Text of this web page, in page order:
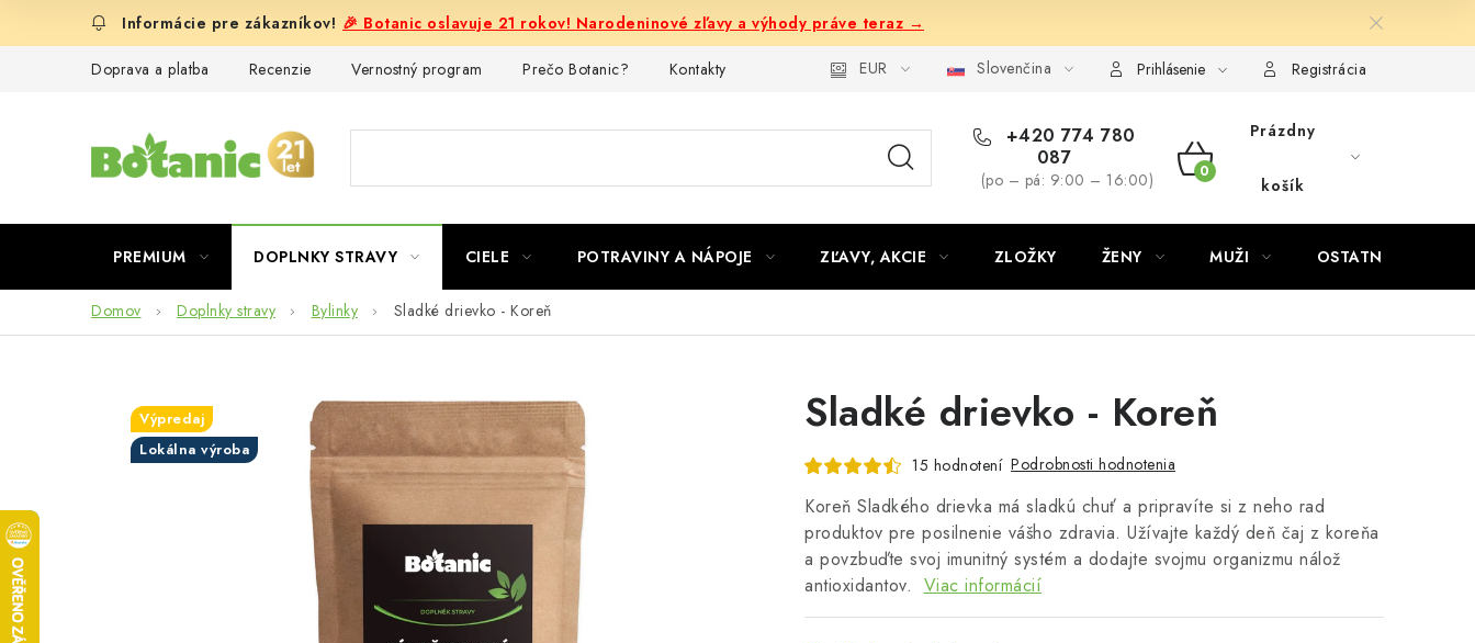
🎉 Botanic oslavuje 21 rokov! Narodeninové zľavy a výhody práve teraz →
Doprava a platba Recenzie Vernostný program Prečo Botanic? Kontakty EUR Slovenčina Prihlásenie Registrácia
+420 774 780
087
(po – pá: 9:00 – 16:00)
NÁKUPNÝ
Prázdny
košík
PREMIUM DOPLNKY STRAVY CIELE POTRAVINY A NÁPOJE ZĽAVY, AKCIE ZLOŽKY ŽENY MUŽI OSTATNÉ
Domov Doplnky stravy Bylinky Sladké drievko - Koreň
Sladké drievko - Koreň
15 hodnotení Podrobnosti hodnotenia
Koreň Sladkého drievka má sladkú chuť a pripravíte si z neho rad
produktov pre posilnenie vášho zdravia. Užívajte každý deň čaj z koreňa
a povzbuďte svoj imunitný systém a dodajte svojmu organizmu nálož
antioxidantov. Viac informácií
Výpredaj
Lokálna výroba